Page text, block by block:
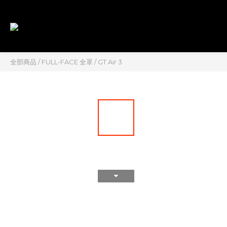
全部商品 /FULL-FACE 全罩 /GT Air 3